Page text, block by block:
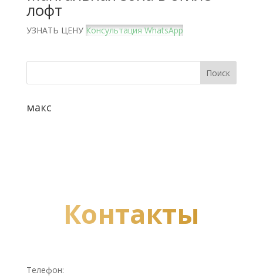
лофт
УЗНАТЬ ЦЕНУ Консультация WhatsApp
макс
Контакты
Телефон: